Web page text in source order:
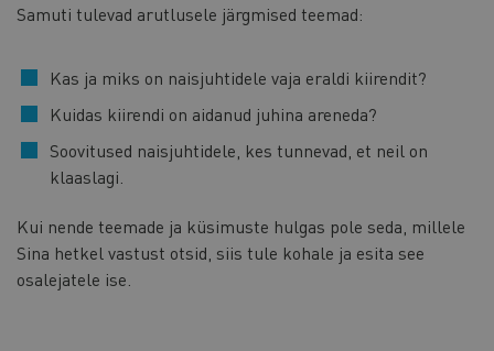
Samuti tulevad arutlusele järgmised teemad:
Kas ja miks on naisjuhtidele vaja eraldi kiirendit?
Kuidas kiirendi on aidanud juhina areneda?
Soovitused naisjuhtidele, kes tunnevad, et neil on
klaaslagi.
Kui nende teemade ja küsimuste hulgas pole seda, millele
Sina hetkel vastust otsid, siis tule kohale ja esita see
osalejatele ise.